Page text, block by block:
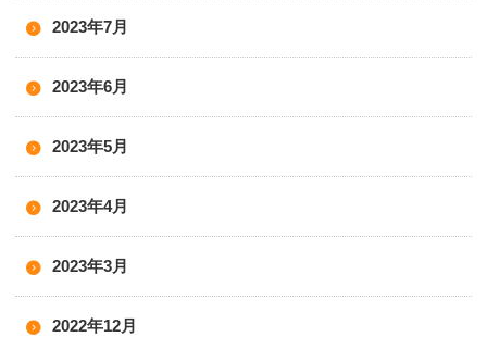
2023年7月
2023年6月
2023年5月
2023年4月
2023年3月
2022年12月